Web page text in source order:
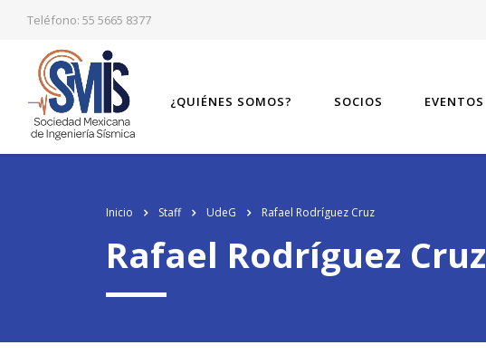
Teléfono: 55 5665 8377
¿QUIÉNES SOMOS? SOCIOS EVENTOS
Inicio Staff UdeG Rafael Rodríguez Cruz
Rafael Rodríguez Cruz